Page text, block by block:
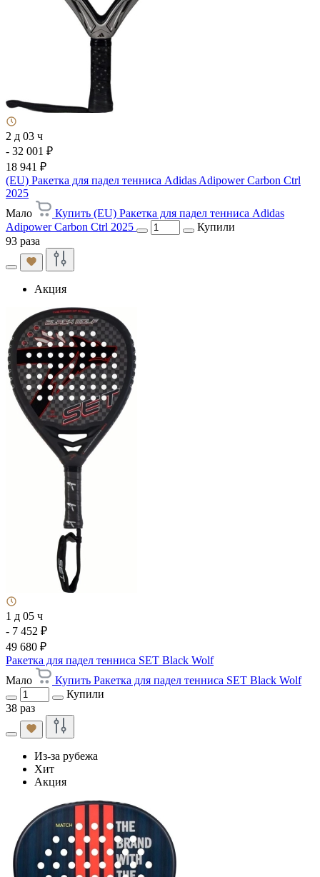
2 д 03 ч
- 32 001 ₽
18 941 ₽
(EU) Ракетка для падел тенниса Adidas Adipower Carbon Ctrl
2025
Мало
Купить (EU) Ракетка для падел тенниса Adidas
Adipower Carbon Ctrl 2025
Купили
93 раза
Акция
1 д 05 ч
- 7 452 ₽
49 680 ₽
Ракетка для падел тенниса SET Black Wolf
Мало
Купить Ракетка для падел тенниса SET Black Wolf
Купили
38 раз
Из-за рубежа
Хит
Акция